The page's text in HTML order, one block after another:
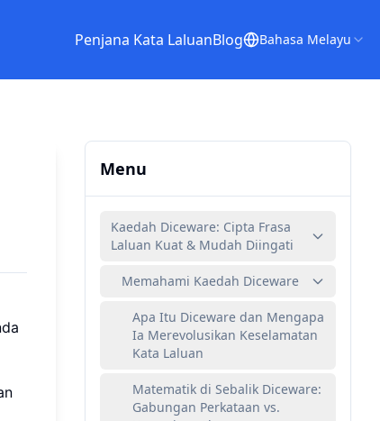
Penjana Kata LaluanBlog Bahasa Melayu
Menu
Kaedah Diceware: Cipta Frasa
Laluan Kuat & Mudah Diingati
Memahami Kaedah Diceware
Apa Itu Diceware dan Mengapa
Ia Merevolusikan Keselamatan
Kata Laluan
Matematik di Sebalik Diceware:
Gabungan Perkataan vs.